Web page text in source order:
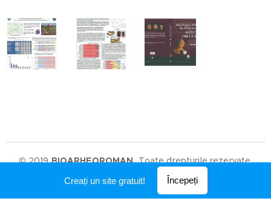
© 2019BIOARHEOROMAN.Toate drepturile rezervate.
Creat cuWebnode
Creați un site gratuit! Începeți